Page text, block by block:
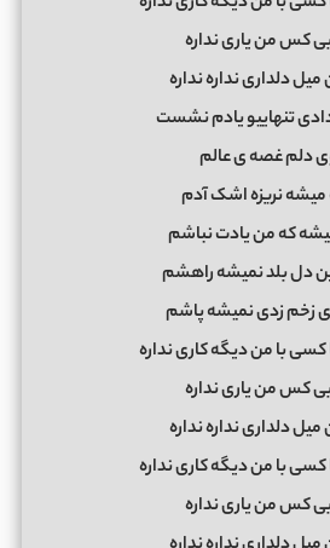
کس من یاری نداره
دلداری نداره نداره
تنهاییو یادم نشست
دلم غصه ی عالم
نریزه اشک آدم
که من یادت نباشم
دل بلد نمیشه راهشم
زخم زدی نمیشه پاشم
کسی با من دیگه کاری نداره
کس من یاری نداره
دلداری نداره نداره
کسی با من دیگه کاری نداره
کس من یاری نداره